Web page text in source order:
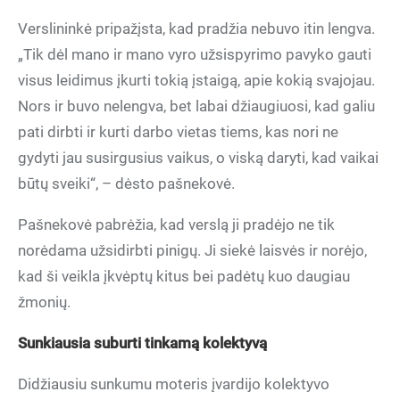
Verslininkė pripažįsta, kad pradžia nebuvo itin lengva.
„Tik dėl mano ir mano vyro užsispyrimo pavyko gauti
visus leidimus įkurti tokią įstaigą, apie kokią svajojau.
Nors ir buvo nelengva, bet labai džiaugiuosi, kad galiu
pati dirbti ir kurti darbo vietas tiems, kas nori ne
gydyti jau susirgusius vaikus, o viską daryti, kad vaikai
būtų sveiki“, – dėsto pašnekovė.
Pašnekovė pabrėžia, kad verslą ji pradėjo ne tik
norėdama užsidirbti pinigų. Ji siekė laisvės ir norėjo,
kad ši veikla įkvėptų kitus bei padėtų kuo daugiau
žmonių.
Sunkiausia suburti tinkamą kolektyvą
Didžiausiu sunkumu moteris įvardijo kolektyvo